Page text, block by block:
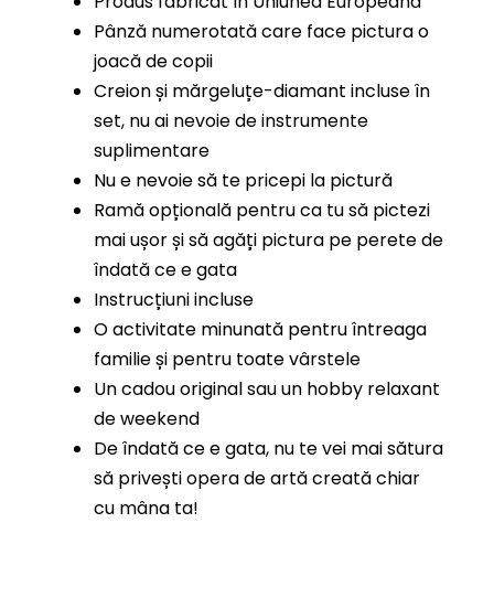
Pânză numerotată care face pictura o
joacă de copii
Creion și mărgeluțe-diamant incluse în
set, nu ai nevoie de instrumente
suplimentare
Nu e nevoie să te pricepi la pictură
Ramă opțională pentru ca tu să pictezi
mai ușor și să agăți pictura pe perete de
îndată ce e gata
Instrucțiuni incluse
O activitate minunată pentru întreaga
familie și pentru toate vârstele
Un cadou original sau un hobby relaxant
de weekend
De îndată ce e gata, nu te vei mai sătura
să privești opera de artă creată chiar
cu mâna ta!